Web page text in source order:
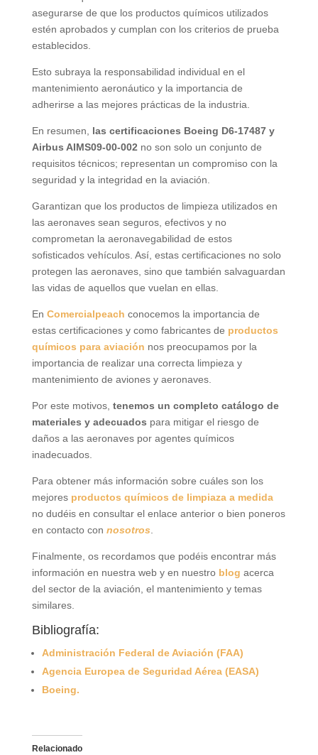
asegurarse de que los productos químicos utilizados
estén aprobados y cumplan con los criterios de prueba
establecidos.
Esto subraya la responsabilidad individual en el
mantenimiento aeronáutico y la importancia de
adherirse a las mejores prácticas de la industria.
En resumen, las certificaciones Boeing D6-17487 y
Airbus AIMS09-00-002 no son solo un conjunto de
requisitos técnicos; representan un compromiso con la
seguridad y la integridad en la aviación.
Garantizan que los productos de limpieza utilizados en
las aeronaves sean seguros, efectivos y no
comprometan la aeronavegabilidad de estos
sofisticados vehículos. Así, estas certificaciones no solo
protegen las aeronaves, sino que también salvaguardan
las vidas de aquellos que vuelan en ellas.
En Comercialpeach conocemos la importancia de
estas certificaciones y como fabricantes de productos
químicos para aviación nos preocupamos por la
importancia de realizar una correcta limpieza y
mantenimiento de aviones y aeronaves.
Por este motivos, tenemos un completo catálogo de
materiales y adecuados para mitigar el riesgo de
daños a las aeronaves por agentes químicos
inadecuados.
Para obtener más información sobre cuáles son los
mejores productos químicos de limpiaza a medida
no dudéis en consultar el enlace anterior o bien poneros
en contacto con nosotros.
Finalmente, os recordamos que podéis encontrar más
información en nuestra web y en nuestro blog acerca
del sector de la aviación, el mantenimiento y temas
similares.
Bibliografía:
Administración Federal de Aviación (FAA)
Agencia Europea de Seguridad Aérea (EASA)
Boeing.
Relacionado